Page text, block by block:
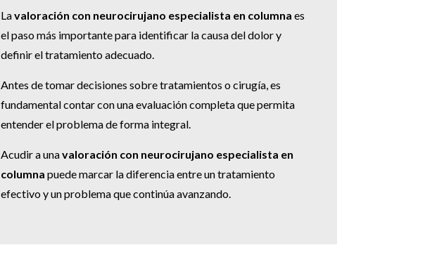
Lavaloración con neurocirujano especialista en columna es
el paso más importante para identificar la causa del dolor y
definir el tratamiento adecuado.
Antes de tomar decisiones sobre tratamientos o cirugía, es
fundamental contar con una evaluación completa que permita
entender el problema de forma integral.
Acudir a unavaloración con neurocirujano especialista en
columna puede marcar la diferencia entre un tratamiento
efectivo y un problema que continúa avanzando.